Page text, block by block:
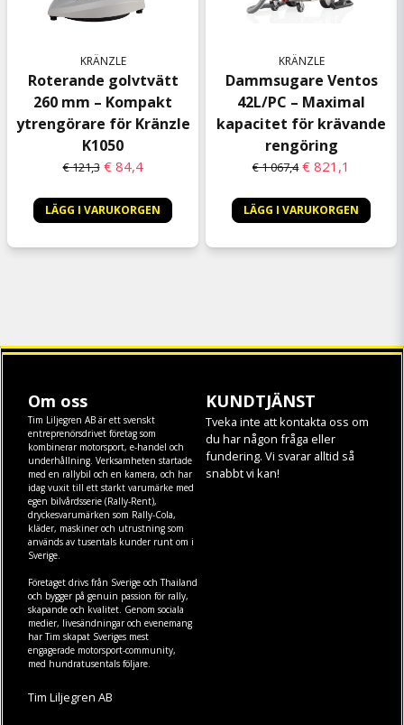
KRÄNZLE
Roterande golvtvätt
260 mm – Kompakt
ytrengörare för Kränzle
K1050
€ 121,3 € 84,4
LÄGG I VARUKORGEN
KRÄNZLE
Dammsugare Ventos
42L/PC – Maximal
kapacitet för krävande
rengöring
€ 1 067,4 € 821,1
LÄGG I VARUKORGEN
Om oss
Tim Liljegren AB är ett svenskt
entreprenörsdrivet företag som
kombinerar motorsport, e-handel och
underhållning. Verksamheten startade
med en rallybil och en kamera, och har
idag vuxit till ett starkt varumärke med
egen bilvårdsserie (Rally-Rent),
dryckesvarumärken som Rally-Cola,
kläder, maskineroch utrustning som
används av tusentals kunder runt om i
Sverige.
Företaget drivs från Sverige och Thailand
och bygger på genuin passion för rally,
skapande och kvalitet. Genom sociala
medier, livesändningar och evenemang
har Tim skapat Sveriges mest
engagerade motorsport-community,
med hundratusentals följare.
Tim Liljegren AB
KUNDTJÄNST
Tveka inte att kontakta oss om
du har någon fråga eller
fundering. Vi svarar alltid så
snabbt vi kan!